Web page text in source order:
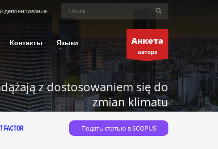
депонирование
Контакты Языки Анкета
автора
z dostosowaniem się do
zmian klimatu
Подать статью в SCOPUS